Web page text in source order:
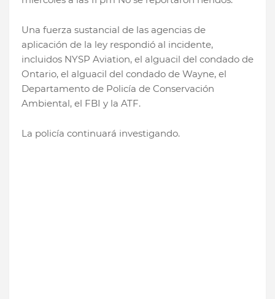
Una fuerza sustancial de las agencias de
aplicación de la ley respondió al incidente,
incluidos NYSP Aviation, el alguacil del condado de
Ontario, el alguacil del condado de Wayne, el
Departamento de Policía de Conservación
Ambiental, el FBI y la ATF.
La policía continuará investigando.